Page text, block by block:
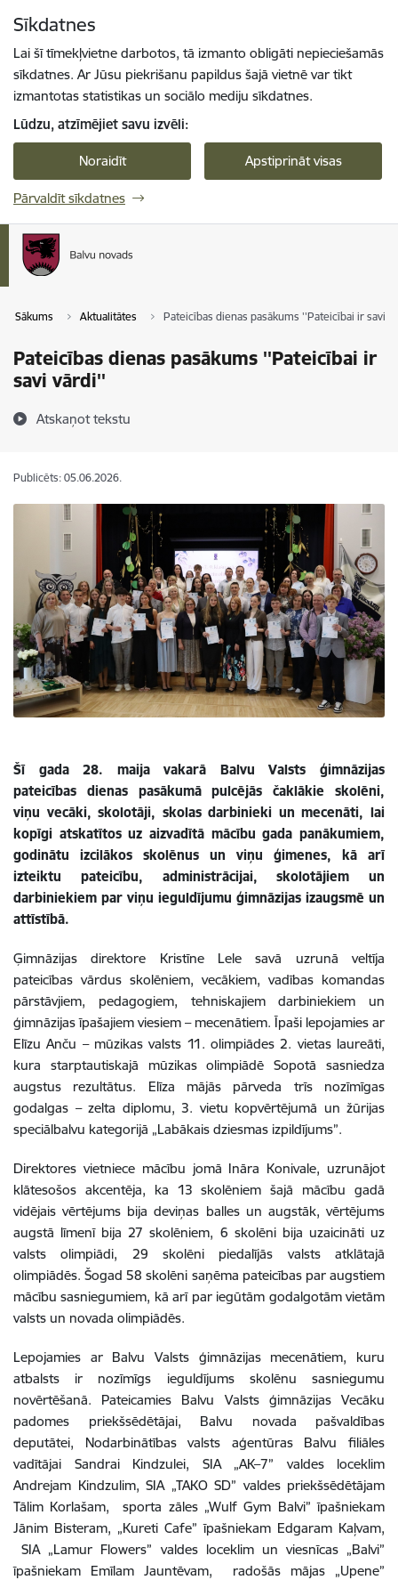
Sīkdatnes
Lai šī tīmekļvietne darbotos, tā izmanto obligāti nepieciešamās
sīkdatnes. Ar Jūsu piekrišanu papildus šajā vietnē var tikt
izmantotas statistikas un sociālo mediju sīkdatnes.
Lūdzu, atzīmējiet savu izvēli:
Noraidīt Apstiprināt visas
Pārvaldīt sīkdatnes
Sākums Aktualitātes Pateicības dienas pasākums ''Pateicībai ir savi
Pateicības dienas pasākums ''Pateicībai ir
savi vārdi''
Atskaņot tekstu
Publicēts: 05.06.2026.
Šī gada 28. maija vakarā Balvu Valsts ģimnāzijas
pateicības dienas pasākumā pulcējās čaklākie skolēni,
viņu vecāki, skolotāji, skolas darbinieki un mecenāti, lai
kopīgi atskatītos uz aizvadītā mācību gada panākumiem,
godinātu izcilākos skolēnus un viņu ģimenes, kā arī
izteiktu pateicību, administrācijai, skolotājiem un
darbiniekiem par viņu ieguldījumu ģimnāzijas izaugsmē un
attīstībā.
Ģimnāzijas direktore Kristīne Lele savā uzrunā veltīja
pateicības vārdus skolēniem, vecākiem, vadības komandas
pārstāvjiem, pedagogiem, tehniskajiem darbiniekiem un
ģimnāzijas īpašajiem viesiem – mecenātiem. Īpaši lepojamies ar
Elīzu Anču – mūzikas valsts 11. olimpiādes 2. vietas laureāti,
kura starptautiskajā mūzikas olimpiādē Sopotā sasniedza
augstus rezultātus. Elīza mājās pārveda trīs nozīmīgas
godalgas – zelta diplomu, 3. vietu kopvērtējumā un žūrijas
speciālbalvu kategorijā „Labākais dziesmas izpildījums”.
Direktores vietniece mācību jomā Ināra Konivale, uzrunājot
klātesošos akcentēja, ka 13 skolēniem šajā mācību gadā
vidējais vērtējums bija deviņas balles un augstāk, vērtējums
augstā līmenī bija 27 skolēniem, 6 skolēni bija uzaicināti uz
valsts olimpiādi, 29 skolēni piedalījās valsts atklātajā
olimpiādēs.Šogad 58 skolēni saņēma pateicības par augstiem
mācību sasniegumiem, kā arī par iegūtām godalgotām vietām
valsts un novada olimpiādēs.
Lepojamies ar Balvu Valsts ģimnāzijas mecenātiem, kuru
atbalsts ir nozīmīgs ieguldījums skolēnu sasniegumu
novērtēšanā. Pateicamies Balvu Valsts ģimnāzijas Vecāku
padomes priekšsēdētājai, Balvu novada pašvaldības
deputātei, Nodarbinātības valsts aģentūras Balvu filiāles
vadītājai Sandrai Kindzulei, SIA „AK–7” valdes loceklim
Andrejam Kindzulim, SIA „TAKO SD” valdes priekšsēdētājam
Tālim Korlašam, sporta zāles „Wulf Gym Balvi” īpašniekam
Jānim Bisteram, „Kureti Cafe” īpašniekam Edgaram Kaļvam,
SIA „Lamur Flowers” valdes loceklim un viesnīcas „Balvi”
īpašniekam Emīlam Jauntēvam, radošās mājas „Upene”